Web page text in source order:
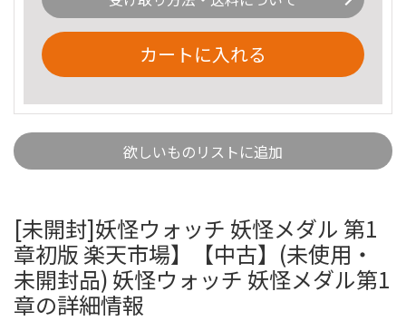
カートに入れる
欲しいものリストに追加
[未開封]妖怪ウォッチ 妖怪メダル 第1
章初版 楽天市場】【中古】(未使用・
未開封品) 妖怪ウォッチ 妖怪メダル第1
章の詳細情報